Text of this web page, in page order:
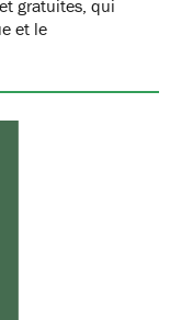
gratuites, qui
et le